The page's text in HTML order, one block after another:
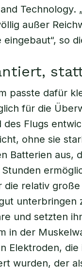
Technology.
außer
eingebaut“, so
passte dafür
für die
des Flugs
ohne sie
Batterien aus,
die relativ
unterbringen
und setzten
in der
Elektroden,
wurden, der